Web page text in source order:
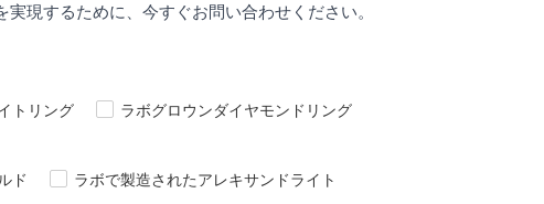
現するために、今すぐお問い合わせください。
トリング ラボグロウンダイヤモンドリング
ド
ラボで製造されたアレキサンドライト